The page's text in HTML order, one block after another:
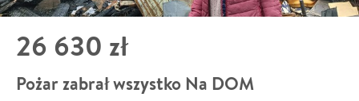
26 630 zł
Pożar zabrał wszystko Na DOM